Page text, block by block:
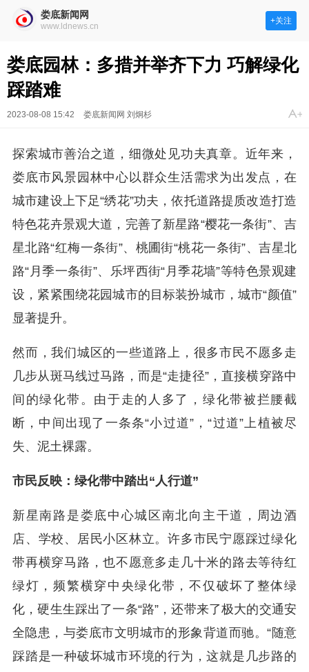
娄底新闻网
www.ldnews.cn
+关注
娄底园林：多措并举齐下力 巧解绿化
踩踏难
2023-08-08 15:42 娄底新闻网 刘炯杉
探索城市善治之道，细微处见功夫真章。近年来，
娄底市风景园林中心以群众生活需求为出发点，在
城市建设上下足“绣花”功夫，依托道路提质改造打造
特色花卉景观大道，完善了新星路“樱花一条街”、吉
星北路“红梅一条街”、桃圃街“桃花一条街”、吉星北
路“月季一条街”、乐坪西街“月季花墙”等特色景观建
设，紧紧围绕花园城市的目标装扮城市，城市“颜值”
显著提升。
然而，我们城区的一些道路上，很多市民不愿多走
几步从斑马线过马路，而是“走捷径”，直接横穿路中
间的绿化带。由于走的人多了，绿化带被拦腰截
断，中间出现了一条条“小过道”，“过道”上植被尽
失、泥土裸露。
市民反映：绿化带中踏出“人行道”
新星南路是娄底中心城区南北向主干道，周边酒
店、学校、居民小区林立。许多市民宁愿踩过绿化
带再横穿马路，也不愿意多走几十米的路去等待红
绿灯，频繁横穿中央绿化带，不仅破坏了整体绿
化，硬生生踩出了一条“路”，还带来了极大的交通安
全隐患，与娄底市文明城市的形象背道而驰。“随意
踩踏是一种破坏城市环境的行为，这就是几步路的